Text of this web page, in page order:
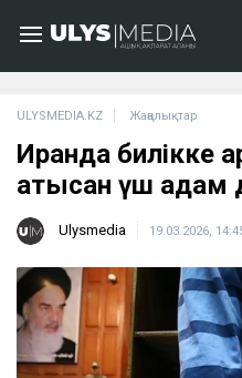
ULYSMEDIA.KZ Жаңалықтар
Иранда билікке
қатысқан үш
Ulysmedia 19.03.2026,